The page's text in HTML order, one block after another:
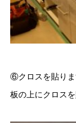
⑥クロスを貼り
板の上にクロス